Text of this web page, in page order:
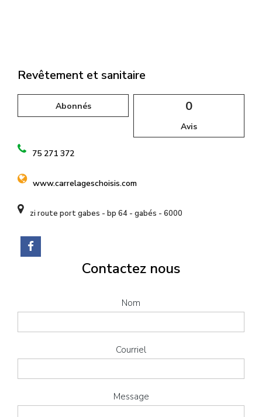
Revêtement et sanitaire
Abonnés 0
Avis
75 271 372
www.carrelageschoisis.com
zi route port gabes - bp 64 - gabés - 6000
Contactez nous
Nom
Courriel
Message